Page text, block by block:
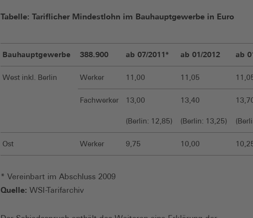
Tabelle: Tariflicher Mindestlohn im Bauhauptgewerbe in Euro
Bauhauptgewerbe 388.900 ab 07/2011* ab 01/2012 ab
West inkl. Berlin Werker 11,00 11,05
Fachwerker 13,00
(Berlin: 12,85)
13,40
(Berlin: 13,25)
Ost Werker 9,75 10,00
* Vereinbart im Abschluss 2009
Quelle: WSI-Tarifarchiv